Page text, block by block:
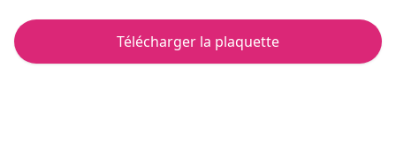
Télécharger la plaquette